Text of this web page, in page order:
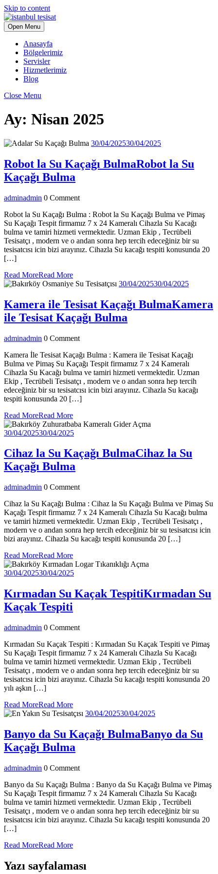
Skip to content
Open Menu
Anasayfa
Bölgelerimiz
Servisler
Hizmetlerimiz
Blog
Close Menu
Ay: Nisan 2025
30/04/202530/04/2025
Robot la Su Kaçağı BulmaRobot la Su
Kaçağı Bulma
adminadmin 0 Comment
Robot la Su Kaçağı Bulma : Robot la Su Kaçağı Bulma ve Pimaş
Su Kaçağı Tespit firmamız 7 x 24 Kameralı Cihazla Su Kacağı
bulma ve tamiri hizmeti vermektedir. Uzman Ekip , Tecrübeli
Tesisatçı , modern ve o andan sonra hep tercih edeceğiniz bir su
tesisatcısı icin bizi arayınız. Cihazla Su kacağı tespiti konusunda 20
[…]
Read MoreRead More
30/04/202530/04/2025
Kamera ile Tesisat Kaçağı BulmaKamera
ile Tesisat Kaçağı Bulma
adminadmin 0 Comment
Kamera İle Tesisat Kaçağı Bulma : Kamera ile Tesisat Kaçağı
Bulma ve Pimaş Su Kaçağı Tespit firmamız 7 x 24 Kameralı
Cihazla Su Kacağı bulma ve tamiri hizmeti vermektedir. Uzman
Ekip , Tecrübeli Tesisatçı , modern ve o andan sonra hep tercih
edeceğiniz bir su tesisatcısı icin bizi arayınız. Cihazla Su kacağı
tespiti konusunda 20 […]
Read MoreRead More
30/04/202530/04/2025
Cihaz la Su Kaçağı BulmaCihaz la Su
Kaçağı Bulma
adminadmin 0 Comment
Cihaz la Su Kaçağı Bulma : Cihaz la Su Kaçağı Bulma ve Pimaş Su
Kaçağı Tespit firmamız 7 x 24 Kameralı Cihazla Su Kacağı bulma
ve tamiri hizmeti vermektedir. Uzman Ekip , Tecrübeli Tesisatçı ,
modern ve o andan sonra hep tercih edeceğiniz bir su tesisatcısı icin
bizi arayınız. Cihazla Su kacağı tespiti konusunda 20 […]
Read MoreRead More
30/04/202530/04/2025
Kırmadan Su Kaçak TespitiKırmadan Su
Kaçak Tespiti
adminadmin 0 Comment
Kırmadan Su Kaçak Tespiti : Kırmadan Su Kaçak Tespiti ve Pimaş
Su Kaçağı Tespit firmamız 7 x 24 Kameralı Cihazla Su Kacağı
bulma ve tamiri hizmeti vermektedir. Uzman Ekip , Tecrübeli
Tesisatçı , modern ve o andan sonra hep tercih edeceğiniz bir su
tesisatcısı icin bizi arayınız. Cihazla Su kacağı tespiti konusunda 20
yılı aşkın […]
Read MoreRead More
30/04/202530/04/2025
Banyo da Su Kaçağı BulmaBanyo da Su
Kaçağı Bulma
adminadmin 0 Comment
Banyo da Su Kaçağı Bulma : Banyo da Su Kaçağı Bulma ve Pimaş
Su Kaçağı Tespit firmamız 7 x 24 Kameralı Cihazla Su Kacağı
bulma ve tamiri hizmeti vermektedir. Uzman Ekip , Tecrübeli
Tesisatçı , modern ve o andan sonra hep tercih edeceğiniz bir su
tesisatcısı icin bizi arayınız. Cihazla Su kacağı tespiti konusunda 20
[…]
Read MoreRead More
Yazı sayfalaması